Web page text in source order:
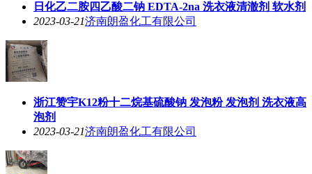
日化乙二胺四乙酸二钠 EDTA-2na 洗衣液清澈剂 软水剂
2023-03-21济南朗盈化工有限公司
浙江赞宇K12粉十二烷基硫酸钠 发泡粉 发泡剂 洗衣液高
泡剂
2023-03-21济南朗盈化工有限公司